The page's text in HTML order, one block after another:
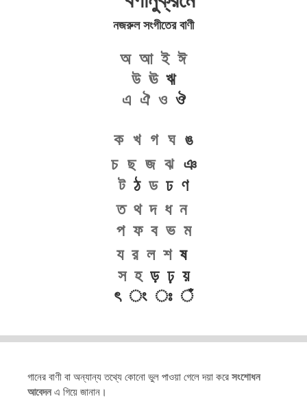
নজরুল সংগীতের বাণী
অ আ ই ঈ
উ ঊঋ
এ ঐ ওঔ
ক খ গ ঘঙ
চ ছ জ ঝঞ
টঠ ডঢ ণ
ত থ দ ধ ন
প ফ ব ভ ম
য র ল শষ
স হড় ঢ় য়
ৎ ং ঃ ঁ
গানের বাণী বা অন্যান্য তথ্যে কোনো ভুল পাওয়া গেলে দয়া করে সংশোধন
আবেদনএ গিয়ে জানান।